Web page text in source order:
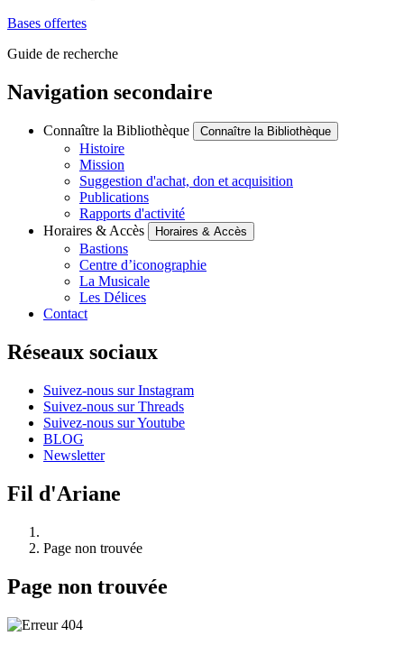
Bases offertes
Guide de recherche
Navigation secondaire
Connaître la Bibliothèque Connaître la Bibliothèque
Histoire
Mission
Suggestion d'achat, don et acquisition
Publications
Rapports d'activité
Horaires & Accès
Horaires & Accès
Bastions
Centre d’iconographie
La Musicale
Les Délices
Contact
Réseaux sociaux
Suivez-nous sur Instagram
Suivez-nous sur Threads
Suivez-nous sur Youtube
BLOG
Newsletter
Fil d'Ariane
Page non trouvée
Page non trouvée